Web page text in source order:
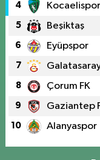
4 Kocaelispor
5 Beşiktaş
6 Eyüpspor
7
8 Çorum FK
9 Gaziantep
10 Alanyaspor